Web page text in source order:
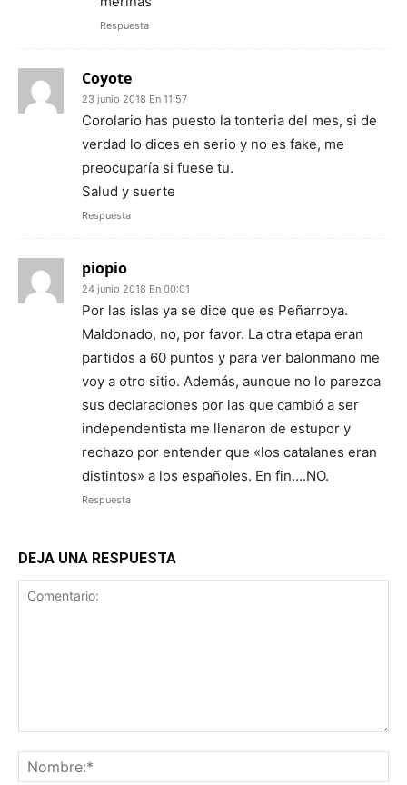
Respuesta
Coyote
23 junio 2018 En 11:57
Corolario has puesto la tonteria del mes, si de
verdad lo dices en serio y no es fake, me
preocuparía si fuese tu.
Salud y suerte
Respuesta
piopio
24 junio 2018 En 00:01
Por las islas ya se dice que es Peñarroya.
Maldonado, no, por favor. La otra etapa eran
partidos a 60 puntos y para ver balonmano me
voy a otro sitio. Además, aunque no lo parezca
sus declaraciones por las que cambió a ser
independentista me llenaron de estupor y
rechazo por entender que «los catalanes eran
distintos» a los españoles. En fin….NO.
Respuesta
DEJA UNA RESPUESTA